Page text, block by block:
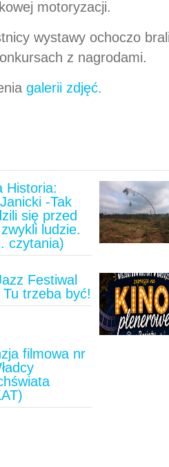
motoryzacji.
wystawy ochoczo
z nagrodami.
galerii zdjęć.
Historia:
-Tak
się przed
ludzie.
czytania)
Festiwal
trzeba być!
filmowa nr